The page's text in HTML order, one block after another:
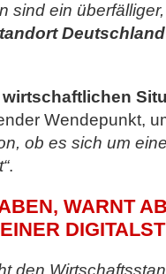
sind ein
Wendepunkt,
ob es sich um
.
WARNT
den